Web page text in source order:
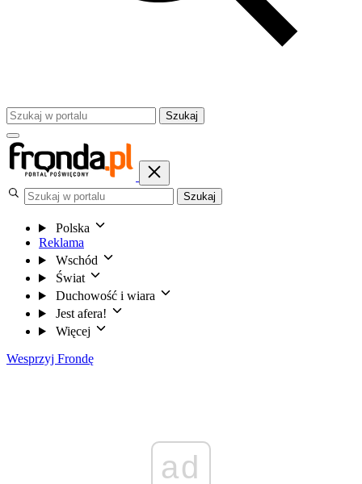
Szukaj
Szukaj
Polska
Reklama
Wschód
Świat
Duchowość i wiara
Jest afera!
Więcej
Wesprzyj Frondę
ad